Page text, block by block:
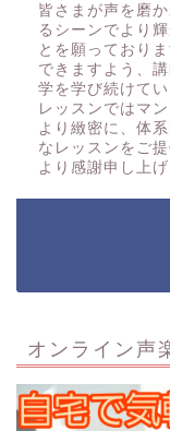
皆さまが声を磨
るシーンでより
とを願っており
できますよう、
学を学び続けて
レッスンではマ
より緻密に、体
なレッスンをご
より感謝申し上げ
オンライン声